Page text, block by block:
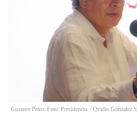
Gustavo Petro. Foto: Presidencia. / Ovidio Gonzalez S